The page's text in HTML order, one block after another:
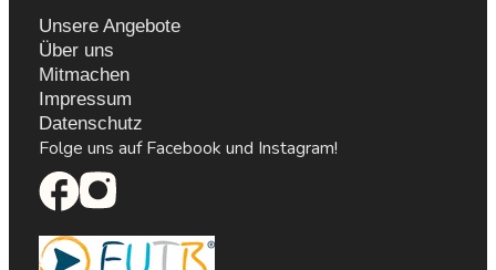
Unsere Angebote
Über uns
Mitmachen
Impressum
Datenschutz
Folge uns auf Face­book und Insta­gram!